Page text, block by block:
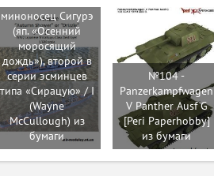
миноносец Сигурэ
(яп. «Осенний
моросящий
дождь»), второй в
серии эсминцев
типа «Сирацую» / I
(Wayne
McCullough) из
бумаги
№104 -
Panzerkampfwagen
V Panther Ausf G
[Peri Paperhobby]
из бумаги